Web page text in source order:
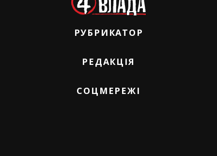
РУБРИКАТОР
РЕДАКЦІЯ
СОЦМЕРЕЖІ